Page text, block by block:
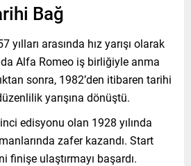
Bağ
arasında hız yarışı olarak
Alfa Romeo iş birliğiyle anma
sonra, 1982’den itibaren tarihi
yarışına dönüştü.
edisyonu olan 1928 yılında
zafer kazandı. Start
ulaştırmayı başardı.